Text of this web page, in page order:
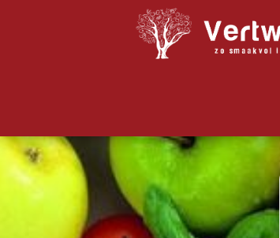
Biologisch abonnement
Abonnement Bestellen
Bijbestellen